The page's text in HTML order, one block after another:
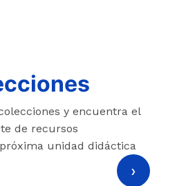
y encuentra el
de recursos
unidad didáctica
›